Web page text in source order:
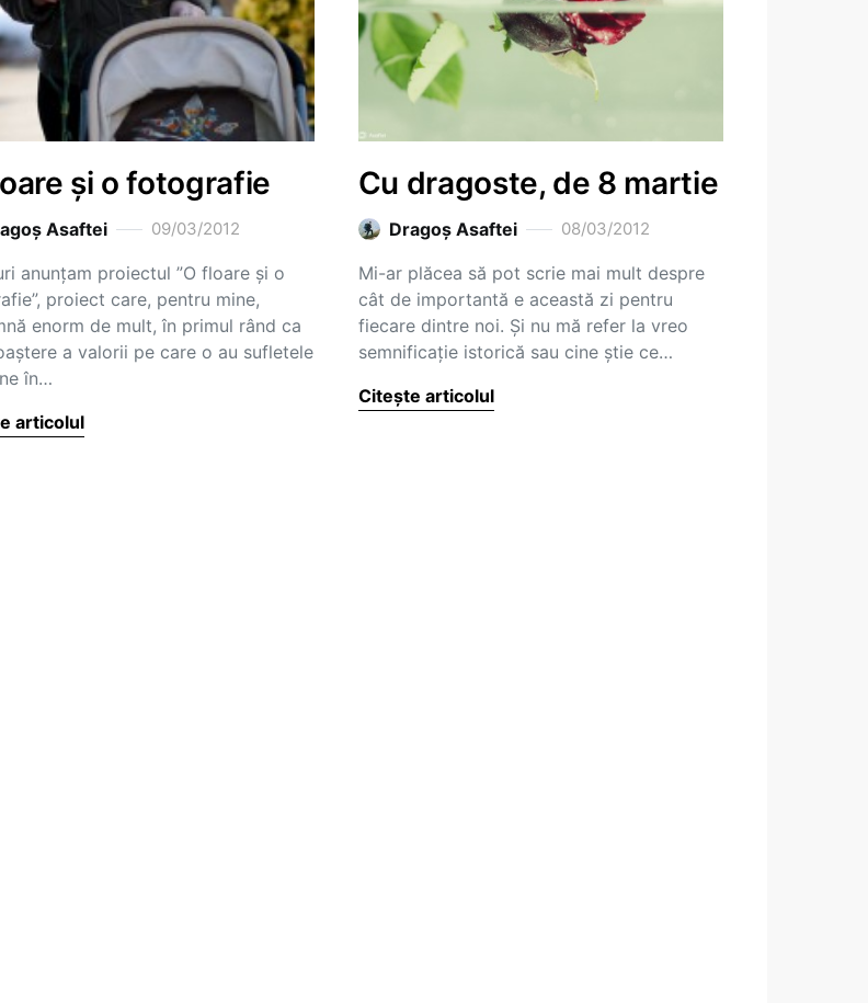
și o fotografie
Asaftei 09/03/2012
anunțam proiectul ”O floare și o
proiect care, pentru mine,
enorm de mult, în primul rând ca
a valorii pe care o au sufletele
în…
articolul
Cu dragoste, de 8 martie
Dragoş Asaftei 08/03/2012
Mi-ar plăcea să pot scrie mai mult despre
cât de importantă e această zi pentru
fiecare dintre noi. Și nu mă refer la vreo
semnificație istorică sau cine știe ce…
Citește articolul